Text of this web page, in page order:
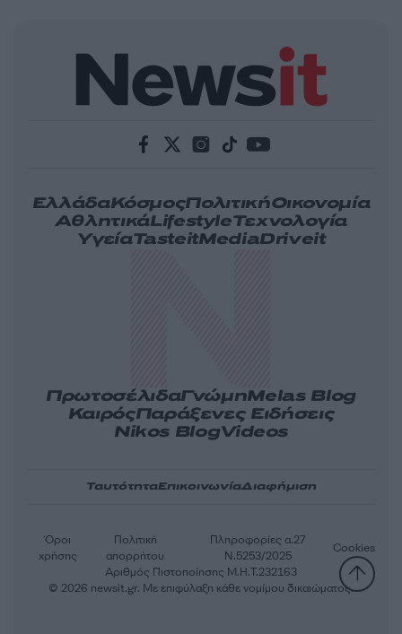
ΕλλάδαΚόσμοςΠολιτικήΟικονομία
ΑθλητικάLifestyleΤεχνολογία
ΥγείαTasteitMediaDriveit
ΠρωτοσέλιδαΓνώμηMelas Blog
ΚαιρόςΠαράξενες Ειδήσεις
Nikos BlogVideos
ΤαυτότηταΕπικοινωνίαΔιαφήμιση
Αριθμός Πιστοποίησης Μ.Η.Τ.232163
Όροι
χρήσης
Πολιτική
απορρήτου
Πληροφορίες α.27
Ν.5253/2025
Cookies
© 2026 newsit.gr. Με επιφύλαξη κάθε νομίμου δικαιώματος.